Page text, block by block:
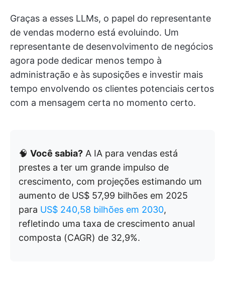
Graças a esses LLMs, o papel do representante
de vendas moderno está evoluindo. Um
representante de desenvolvimento de negócios
agora pode dedicar menos tempo à
administração e às suposições e investir mais
tempo envolvendo os clientes potenciais certos
com a mensagem certa no momento certo.
🧠 Você sabia? A IA para vendas está
prestes a ter um grande impulso de
crescimento, com projeções estimando um
aumento de US$ 57,99 bilhões em 2025
para US$ 240,58 bilhões em 2030,
refletindo uma taxa de crescimento anual
composta (CAGR) de 32,9%.